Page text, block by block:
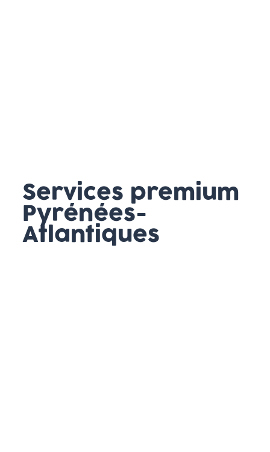
Services premium
Pyrénées-
Atlantiques